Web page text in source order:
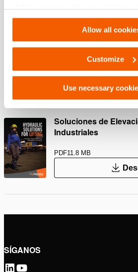
of their services. You can change
Settings. See ourcookiestatement.
Allow all
Customize
Use necessary
HPJ 60 S 15, Hoja de
PDF110.1 KB
Soluciones de
Industriales
PDF11.8 MB
SÍGANOS